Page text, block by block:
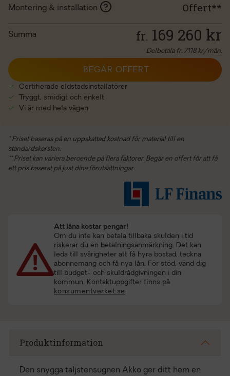
Montering & installation Offert**
Summa fr. 169 260 kr
Delbetala fr. 7118kr/mån.
Certifierade eldstadsinstallatörer
Tryggt, smidigt och enkelt
Vi är med hela vägen
BEGÄR OFFERT
* Priset baseras på en uppskattad kostnad för material till en
standardskorsten.
** Priset kan variera beroende på flera faktorer. Begär en offert för att få
ett pris baserat på just dina förutsättningar.
Att låna kostar pengar!
Om du inte kan betala tillbaka skulden i tid
riskerar du en betalningsanmärkning. Det kan
leda till svårigheter att få hyra bostad, teckna
abonnemang och få nya lån. För stöd, vänd dig
till budget- och skuldrådgivningen i din
kommun. Kontaktuppgifter finns på
konsumentverket.se .
Produktinformation
Den snygga taljstensugnen Akko ger ditt hem en